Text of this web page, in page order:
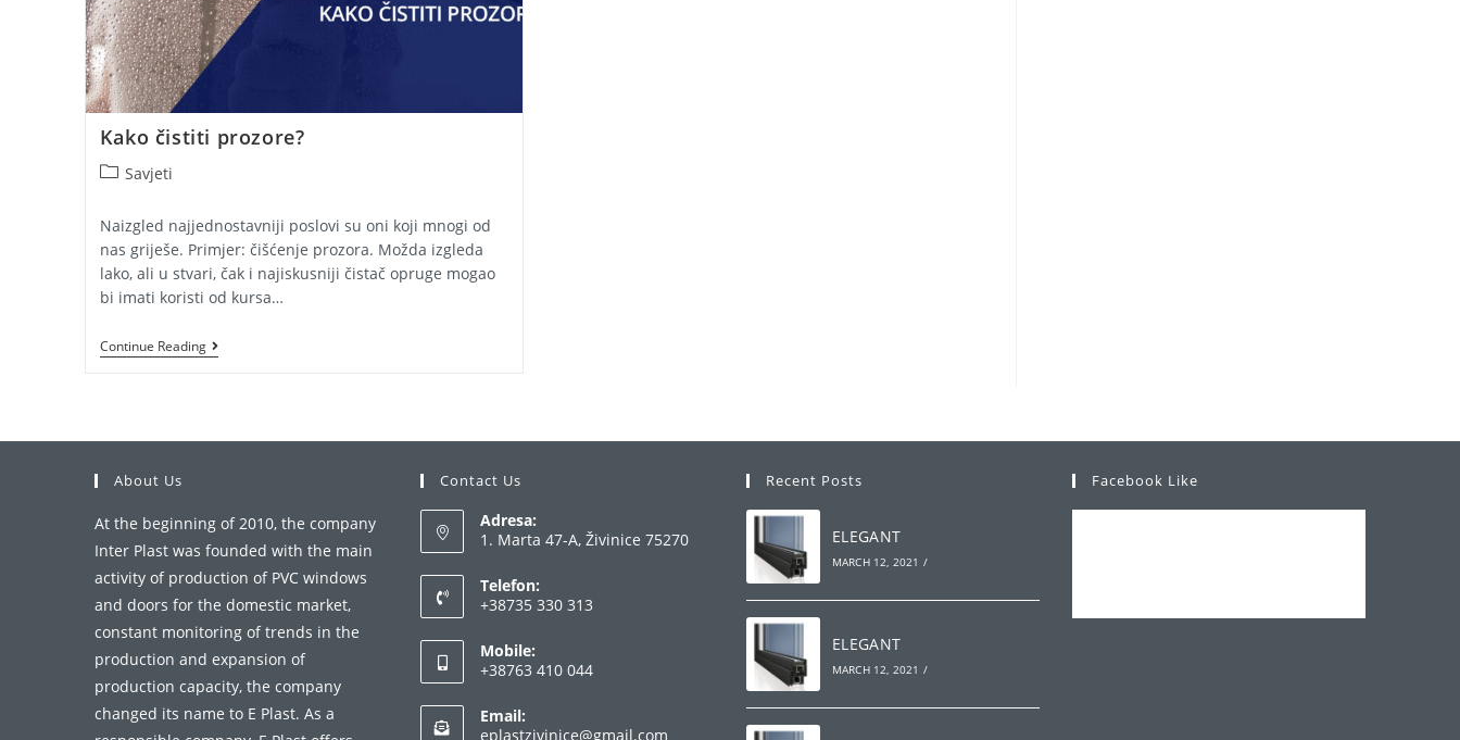
Kako čistiti prozore?
PostSavjeti
Naizgled najjednostavniji poslovi su oni koji mnogi od
nas griješe. Primjer: čišćenje prozora. Možda izgleda
lako, ali u stvari, čak i najiskusniji čistač opruge mogao
bi imati koristi od kursa…
Continue ReadingKako
Čistiti
About Us
At the beginning of 2010, the company
Inter Plast was founded with the main
activity of production of PVC windows
and doors for the domestic market,
constant monitoring of trends in the
production and expansion of
production capacity, the company
changed its name to E Plast. As a
Contact Us
Adresa:
1. Marta 47-A, Živinice 75270
Telefon:
+38735 330 313
in
your
application
Mobile:
+38763 410 044
in
Email:
eplastzivinice@gmail.com
Recent Posts
ELEGANT
MARCH 12, 2021 /
ELEGANT
MARCH 12, 2021 /
Facebook Like